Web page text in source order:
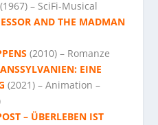
(1967) – SciFi-Musical
AND THE MADMAN
(2010) – Romanze
EINE
(2021) – Animation –
– ÜBERLEBEN IST